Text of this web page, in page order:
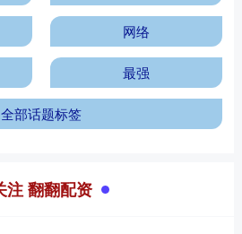
网络
最强
全部话题标签
注 翻翻配资